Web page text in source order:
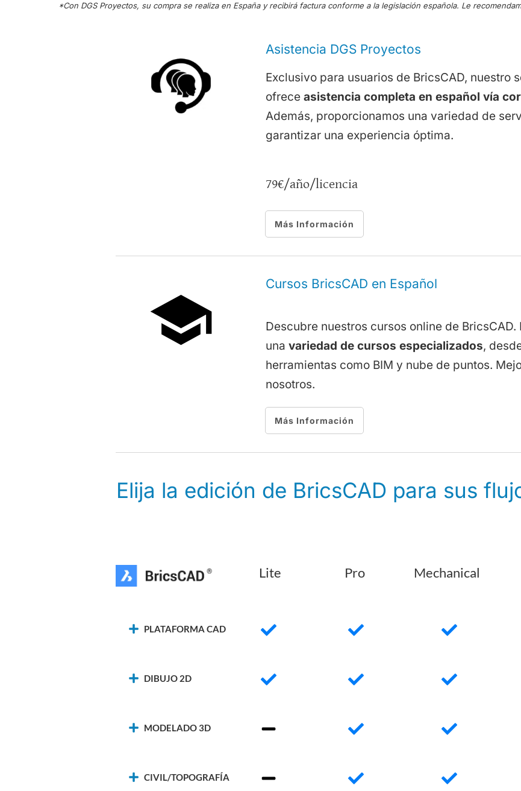
*Con DGS Proyectos, su compra se realiza en España y recibirá factura conforme a la legislación española. Le
Asistencia DGS Proyectos
Exclusivo para usuarios de BricsCAD, nuestro
ofrece asistencia completa en español vía
Además, proporcionamos una variedad de
garantizar una experiencia óptima.
79€/año/licencia
Más Información
Cursos BricsCAD en Español
Descubre nuestros cursos online de BricsCAD.
una variedad de cursos especializados,
herramientas como BIM y nube de puntos.
nosotros.
Más Información
Elija la edición de BricsCAD para sus
Lite Pro Mechanical
PLATAFORMA CAD
DIBUJO 2D
MODELADO 3D
CIVIL/TOPOGRAFÍA